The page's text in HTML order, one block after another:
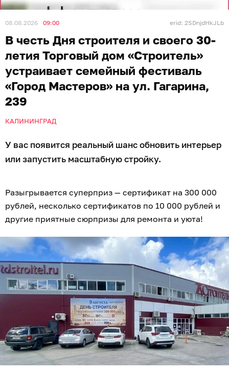
08.08.2026 09:00 erid: 2SDnjdHkJLb
В честь Дня строителя и своего 30-
летия Торговый дом «Строитель»
устраивает семейный фестиваль
«Город Мастеров» на ул. Гагарина,
239
КАЛИНИНГРАД
У вас появится реальный шанс обновить интерьер
или запустить масштабную стройку.
Разыгрывается суперприз — сертификат на 300 000
рублей, несколько сертификатов по 10 000 рублей и
другие приятные сюрпризы для ремонта и уюта!